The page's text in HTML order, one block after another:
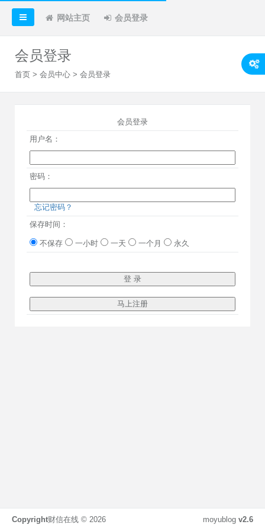
网站主页 会员登录
会员登录
首页 > 会员中心 > 会员登录
会员登录
用户名：
密码：
忘记密码？
保存时间：
不保存 一小时 一天 一个月 永久
moyublog v2.6
Copyright财信在线 © 2026